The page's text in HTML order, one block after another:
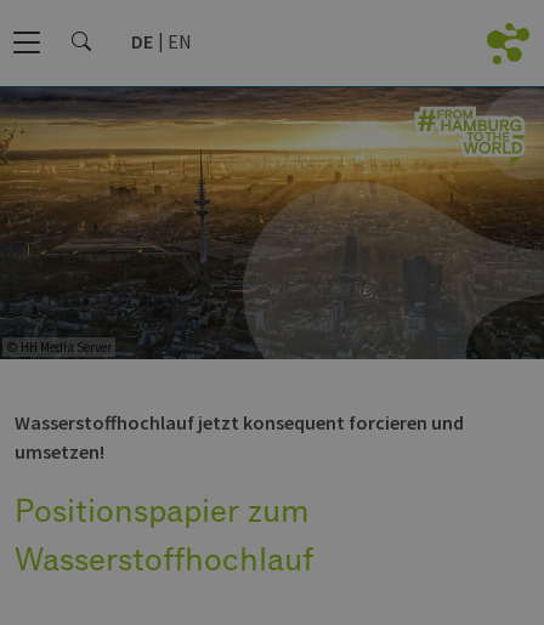
DE EN
© HH Media Server
Wasserstoffhochlauf jetzt konsequent forcieren und
umsetzen!
Positionspapier zum
Wasserstoffhochlauf